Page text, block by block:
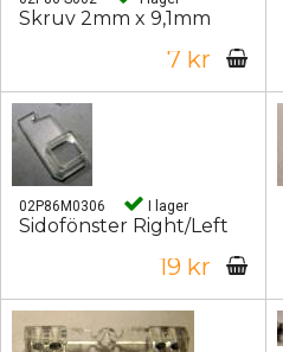
Skruv 2mm x 9,1mm
7 kr
02P86M0306 I lager
Sidofönster Right/Left
19 kr